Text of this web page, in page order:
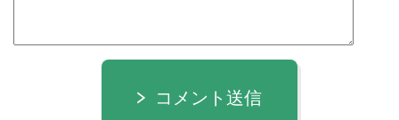
コメント送信